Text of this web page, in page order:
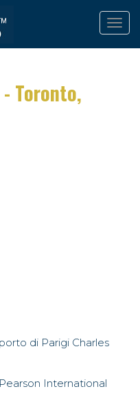
Toronto,
di Parigi Charles
International